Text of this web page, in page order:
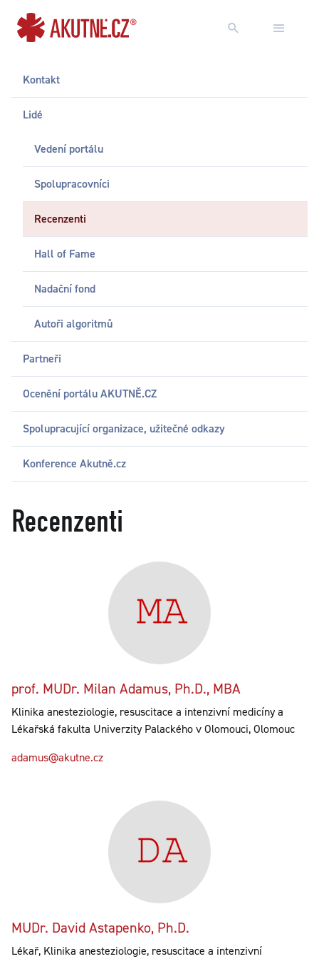
Recenzenti
prof. MUDr. Milan Adamus, Ph.D., MBA
Klinika anesteziologie, resuscitace a intenzivní medicíny a
Lékařská fakulta Univerzity Palackého v Olomouci, Olomouc
adamus@akutne.cz
MUDr. David Astapenko, Ph.D.
Lékař, Klinika anesteziologie, resuscitace a intenzivní
Kontakt
Lidé
Vedení portálu
Spolupracovníci
Recenzenti
Hall of Fame
Nadační fond
Autoři algoritmů
Partneři
Ocenění portálu AKUTNĚ.CZ
Spolupracující organizace, užitečné odkazy
Konference Akutně.cz